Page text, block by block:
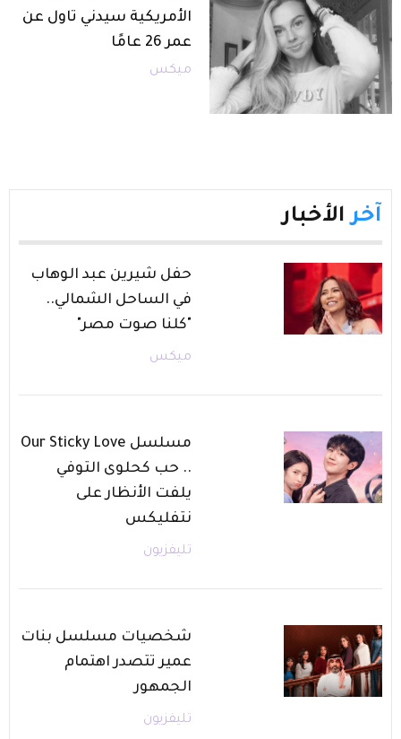
الأمريكية سيدني تاول عن
عمر 26 عامًا
ميكس
آخر الأخبار
حفل شيرين عبد الوهاب
في الساحل الشمالي..
"كلنا صوت مصر"
ميكس
مسلسل Our Sticky Love
.. حب كحلوى التوفي
يلفت الأنظار على
نتفليكس
تليفزيون
شخصيات مسلسل بنات
عمير تتصدر اهتمام
الجمهور
تليفزيون